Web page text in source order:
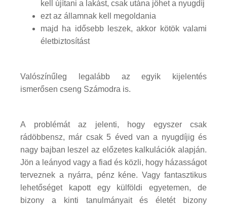
kell újítani a lakást, csak utána jöhet a nyugdíj
ezt az államnak kell megoldania
majd ha idősebb leszek, akkor kötök valami
életbiztosítást
Valószínűleg legalább az egyik kijelentés
ismerősen cseng Számodra is.
A problémát az jelenti, hogy egyszer csak
rádöbbensz, már csak 5 éved van a nyugdíjig és
nagy bajban leszel az előzetes kalkulációk alapján.
Jön a leányod vagy a fiad és közli, hogy házasságot
terveznek a nyárra, pénz kéne. Vagy fantasztikus
lehetőséget kapott egy külföldi egyetemen, de
bizony a kinti tanulmányait és életét bizony